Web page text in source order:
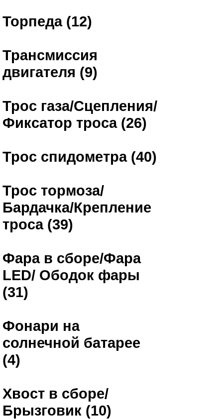
Торпеда (12)
Трансмиссия
двигателя (9)
Трос газа/Сцепления/
Фиксатор троса (26)
Трос спидометра (40)
Трос тормоза/
Бардачка/Крепление
троса (39)
Фара в сборе/Фара
LED/ Ободок фары
(31)
Фонари на
солнечной батарее
(4)
Хвост в сборе/
Брызговик (10)